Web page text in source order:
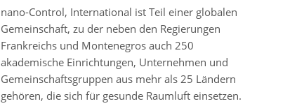
nano-Control, International ist Teil einer globalen
Gemeinschaft, zu der neben den Regierungen
Frankreichs und Montenegros auch 250
akademische Einrichtungen, Unternehmen und
Gemeinschaftsgruppen aus mehr als 25 Ländern
gehören, die sich für gesunde Raumluft einsetzen.